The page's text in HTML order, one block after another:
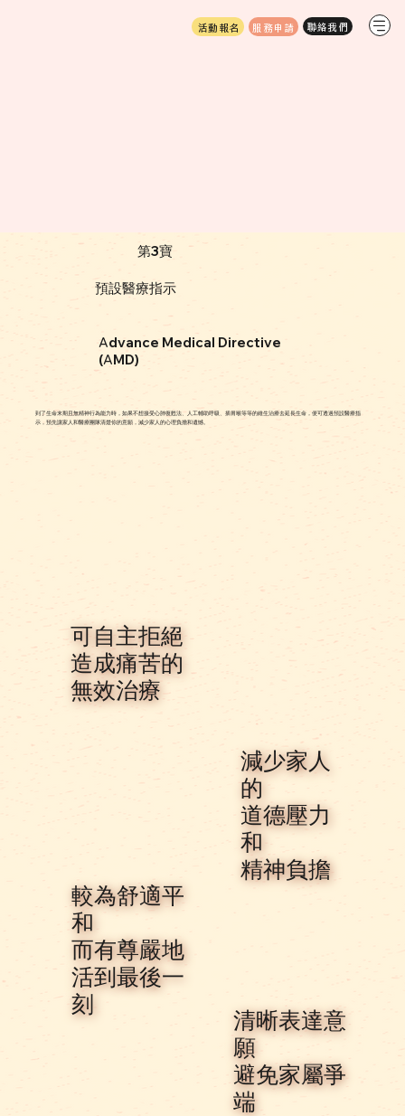
活動報名 服務申請
可自主拒絕
造成痛苦的
無效治療
到了生命末期且無精神行為能力時，如果不想接受心肺復甦法、人工輔助呼吸、插胃喉等等的維生治療去延長生命，便可透過預設醫療指
示，預先讓家人和醫療團隊清楚你的意願，減少家人的心理負擔和遺憾。
Advance Medical Directive
(AMD)
較為舒適平
和
而有尊嚴地
活到最後一
刻
第3寶
預設醫療指示
清晰表達意
願
​避免家屬爭
端
減少家人
的
道德壓力
和
​精神負擔